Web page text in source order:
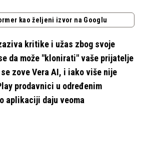
kao željeni izvor na Googlu
kritike i užas zbog svoje
da može "klonirati" vaše prijatelje
zove Vera AI, i iako više nije
prodavnici u određenim
aplikaciji daju veoma